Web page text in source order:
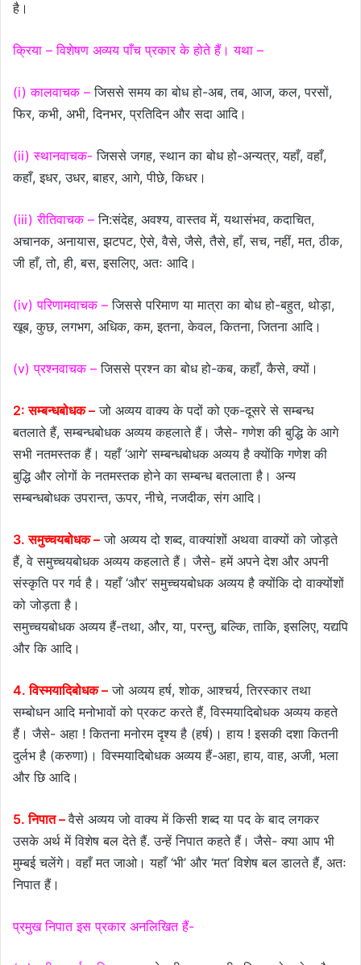
है।
क्रिया – विशेषण अव्यय पाँच प्रकार के होते हैं। यथा –
(i) कालवाचक – जिससे समय का बोध हो-अब, तब, आज, कल, परसों,
फिर, कभी, अभी, दिनभर, प्रतिदिन और सदा आदि।
(ii) स्थानवाचक- जिससे जगह, स्थान का बोध हो-अन्यत्र, यहाँ, वहाँ,
कहाँ, इधर, उधर, बाहर, आगे, पीछे, किधर।
(iii) रीतिवाचक –नि:संदेह, अवश्य, वास्तव में, यथासंभव, कदाचित,
अचानक, अनायास, झटपट, ऐसे, वैसे, जैसे, तैसे, हाँ, सच, नहीं, मत, ठीक,
जी हाँ, तो, ही, बस, इसलिए, अतः आदि।
(iv) परिणामवाचक – जिससे परिमाण या मात्रा का बोध हो-बहुत, थोड़ा,
खूब, कुछ, लगभग, अधिक, कम, इतना, केवल, कितना, जितना आदि।
(v) प्रश्नवाचक –जिससे प्रश्न का बोध हो-कब, कहाँ, कैसे, क्यों।
2: सम्बन्धबोधक – जो अव्यय वाक्य के पदों को एक-दूसरे से सम्बन्ध
बतलाते हैं, सम्बन्धबोधक अव्यय कहलाते हैं। जैसे- गणेश की बुद्धि के आगे
सभी नतमस्तक हैं। यहाँ ‘आगे’ सम्बन्धबोधक अव्यय है क्योंकि गणेश की
बुद्धि और लोगों के नतमस्तक होने का सम्बन्ध बतलाता है। अन्य
सम्बन्धबोधक उपरान्त, ऊपर, नीचे, नजदीक, संग आदि।
3. समुच्चयबोधक – जो अव्यय दो शब्द, वाक्यांशों अथवा वाक्यों को जोड़ते
हैं, वे समुच्चयबोधक अव्यय कहलाते हैं। जैसे- हमें अपने देश और अपनी
संस्कृति पर गर्व है। यहाँ ‘और’ समुच्चयबोधक अव्यय है क्योंकि दो वाक्योंशों
को जोड़ता है।
समुच्चयबोधक अव्यय हैं-तथा, और, या, परन्तु, बल्कि, ताकि, इसलिए, यद्यपि
और कि आदि।
4. विस्मयादिबोधक – जो अव्यय हर्ष, शोक, आश्चर्य, तिरस्कार तथा
सम्बोधन आदि मनोभावों को प्रकट करते हैं, विस्मयादिबोधक अव्यय कहते
हैं। जैसे- अहा ! कितना मनोरम दृश्य है (हर्ष)। हाय ! इसकी दशा कितनी
दुर्लभ है (करुणा)। विस्मयादिबोधक अव्यय हैं-अहा, हाय, वाह, अजी, भला
और छि आदि।
5. निपात – वैसे अव्यय जो वाक्य में किसी शब्द या पद के बाद लगकर
उसके अर्थ में विशेष बल देते हैं. उन्हें निपात कहते हैं। जैसे- क्या आप भी
मुम्बई चलेंगे। वहाँ मत जाओ। यहाँ ‘भी’ और ‘मत’ विशेष बल डालते हैं, अतः
निपात हैं।
प्रमुख निपात इस प्रकार अनलिखित हैं-